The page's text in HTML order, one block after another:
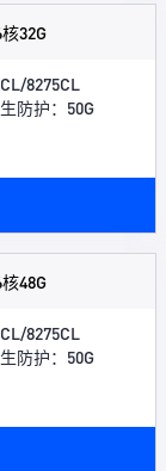
32G
8275CL
防护：50G
48G
8275CL
防护：50G